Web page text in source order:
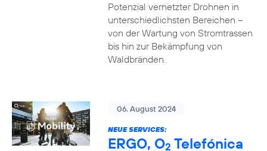
Potenzial vernetzter Drohnen in
unterschiedlichsten Bereichen –
von der Wartung von Stromtrassen
bis hin zur Bekämpfung von
Waldbränden.
06. August 2024
NEUE SERVICES:
ERGO, O2 Telefónica